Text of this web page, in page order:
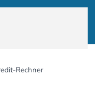
Rechner